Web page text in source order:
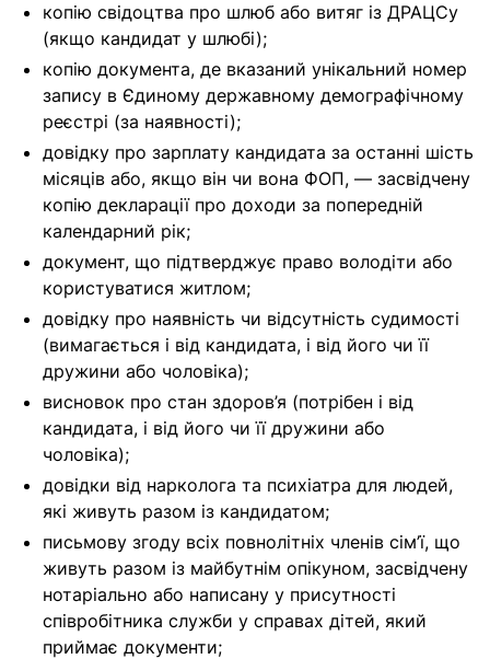
копію свідоцтва про шлюб або витяг із ДРАЦСу
(якщо кандидат у шлюбі);
копію документа, де вказаний унікальний номер
запису в Єдиному державному демографічному
реєстрі (за наявності);
довідку про зарплату кандидата за останні шість
місяців або, якщо він чи вона ФОП, — засвідчену
копію декларації про доходи за попередній
календарний рік;
документ, що підтверджує право володіти або
користуватися житлом;
довідку про наявність чи відсутність судимості
(вимагається і від кандидата, і від його чи її
дружини або чоловіка);
висновок про стан здоров’я (потрібен і від
кандидата, і від його чи її дружини або
чоловіка);
довідки від нарколога та психіатра для людей,
які живуть разом із кандидатом;
письмову згоду всіх повнолітніх членів сім’ї, що
живуть разом із майбутнім опікуном, засвідчену
нотаріально або написану у присутності
співробітника служби у справах дітей, який
приймає документи;